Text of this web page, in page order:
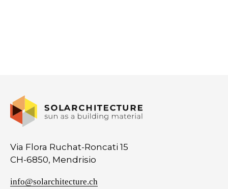
Via Flora Ruchat-Roncati 15
CH-6850, Mendrisio
info@solarchitecture.ch